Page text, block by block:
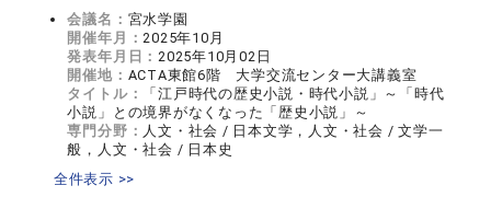
会議名： 宮水学園
開催年月：2025年10月
発表年月日：2025年10月02日
開催地： ACTA東館6階 大学交流センター大講義室
タイトル：
「江戸時代の歴史小説・時代小説」～「時代
小説」との境界がなくなった「歴史小説」～
専門分野： 人文・社会 / 日本文学，人文・社会 / 文学一
般，人文・社会 / 日本史
全件表示 >>